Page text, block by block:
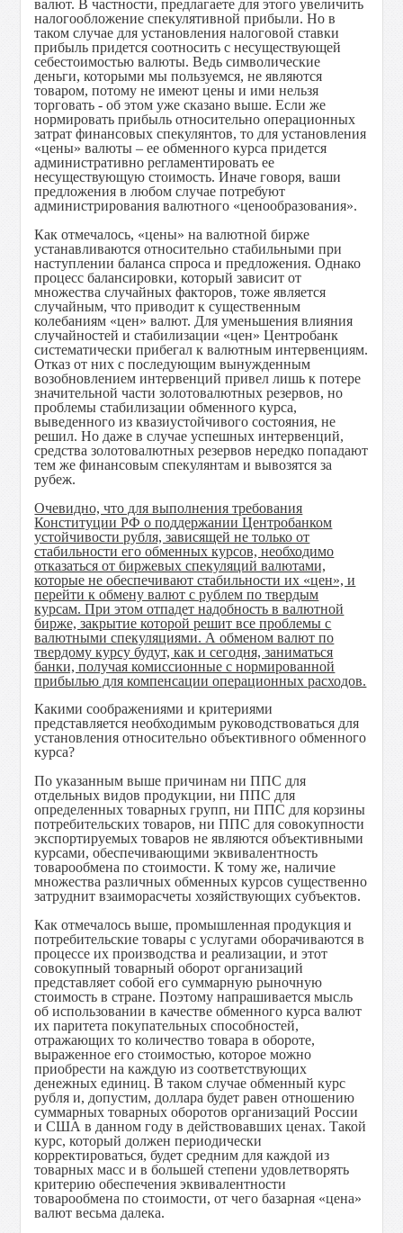
валют. В частности, предлагаете для этогоувеличить
налогообложение спекулятивной прибыли. Но в
таком случае для установления налоговой ставки
прибыль придется соотносить с несуществующей
себестоимостью валюты. Ведь символические
деньги, которыми мы пользуемся, не являются
товаром, потому не имеют цены и ими нельзя
торговать - об этом уже сказано выше. Если же
нормировать прибыль относительно операционных
затрат финансовых спекулянтов, то для установления
«цены» валюты – ее обменного курса придется
административно регламентировать ее
несуществующую стоимость. Иначе говоря, ваши
предложения в любом случае потребуют
администрирования валютного «ценообразования».
Как отмечалось, «цены» на валютной бирже
устанавливаются относительно стабильными при
наступлении баланса спроса и предложения. Однако
процесс балансировки, который зависит от
множества случайных факторов, тоже является
случайным, что приводит к существенным
колебаниям «цен» валют. Для уменьшения влияния
случайностей и стабилизации «цен» Центробанк
систематически прибегал к валютным интервенциям.
Отказ от них с последующим вынужденным
возобновлением интервенций привел лишь к потере
значительной части золотовалютных резервов, но
проблемы стабилизации обменного курса,
выведенного из квазиустойчивого состояния, не
решил. Но даже в случае успешных интервенций,
средства золотовалютных резервов нередко попадают
тем же финансовым спекулянтам и вывозятся за
рубеж.
Очевидно, что для выполнения требования
Конституции РФ о поддержании Центробанком
устойчивости рубля, зависящей не только от
стабильности его обменных курсов, необходимо
отказаться от биржевых спекуляций валютами,
которые не обеспечивают стабильности их «цен», и
перейти к обмену валют с рублем по твердым
курсам. При этом отпадет надобность в валютной
бирже, закрытие которой решит все проблемы с
валютными спекуляциями. А обменом валют по
твердому курсу будут, как и сегодня, заниматься
банки, получая комиссионные с нормированной
прибылью для компенсации операционных расходов.
Какими соображениями и критериями
представляется необходимым руководствоваться для
установления относительно объективного обменного
курса?
По указанным выше причинам ни ППС для
отдельных видов продукции, ни ППС для
определенных товарных групп, ни ППС для корзины
потребительских товаров, ни ППС для совокупности
экспортируемых товаров не являются объективными
курсами, обеспечивающими эквивалентность
товарообмена по стоимости. К тому же, наличие
множества различных обменных курсов существенно
затруднит взаиморасчеты хозяйствующих субъектов.
Как отмечалось выше, промышленная продукция и
потребительские товары с услугами оборачиваются в
процессе их производства и реализации, и этот
совокупный товарный оборот организаций
представляет собой его суммарную рыночную
стоимость в стране. Поэтому напрашивается мысль
об использовании в качестве обменного курса валют
их паритета покупательных способностей,
отражающих то количество товара в обороте,
выраженное его стоимостью, которое можно
приобрести на каждую из соответствующих
денежных единиц. В таком случае обменный курс
рубля и, допустим, доллара будет равен отношению
суммарных товарных оборотов организаций России
и США в данном году в действовавших ценах. Такой
курс, который должен периодически
корректироваться, будет средним для каждой из
товарных масс и в большей степени удовлетворять
критерию обеспечения эквивалентности
товарообмена по стоимости, от чего базарная «цена»
валют весьма далека.